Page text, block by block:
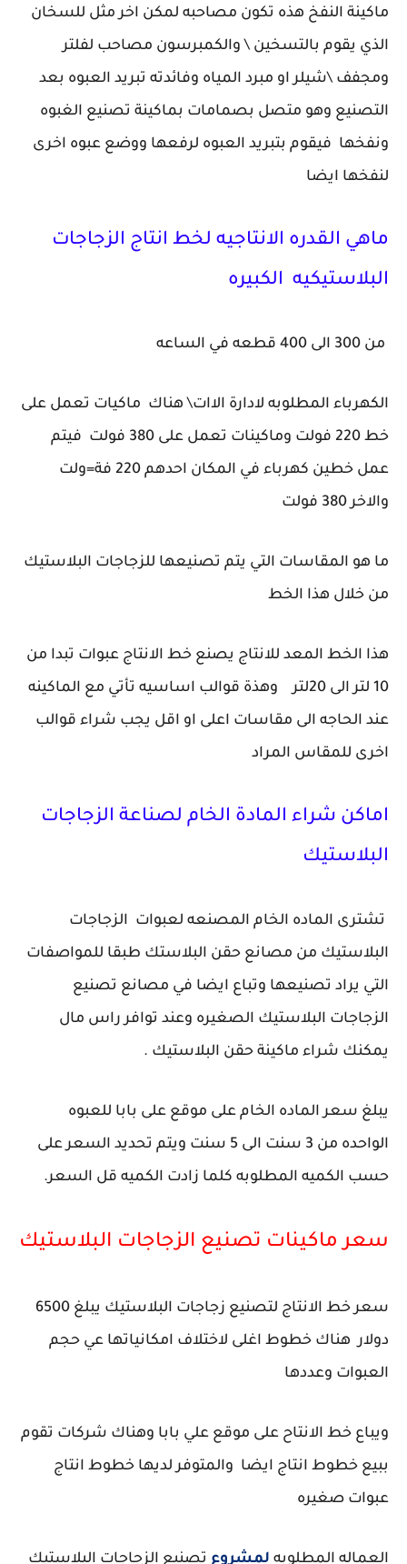
ماكينة النفخ هذه تكون مصاحبه لمكن اخر مثل للسخان
الذي يقوم بالتسخين \ والكمبرسون مصاحب لفلتر
ومجفف \شيلر او مبرد المياه وفائدته تبريد العبوه بعد
التصنيع وهو متصل بصمامات بماكينة تصنيع الغبوه
ونفخها فيقوم بتبريد العبوه لرفعها ووضع عبوه اخرى
لنفخها ايضا
ماهي القدره الانتاجيه لخط انتاج الزجاجات
البلاستيكيه الكبيره
من 300 الى 400 قطعه في الساعه
الكهرباء المطلوبه لادارة الاات\ هناك ماكيات تعمل على
خط 220 فولت وماكينات تعمل على 380 فولت فيتم
عمل خطين كهرباء في المكان احدهم 220 فة=ولت
والاخر 380 فولت
ما هو المقاسات التي يتم تصنيعها للزجاجات البلاستيك
من خلال هذا الخط
هذا الخط المعد للانتاج يصنع خط الانتاج عبوات تبدا من
10 لتر الى 20لتر وهذة قوالب اساسيه تأتي مع الماكينه
عند الحاجه الى مقاسات اعلى او اقل يجب شراء قوالب
اخرى للمقاس المراد
اماكن شراء المادة الخام لصناعة الزجاجات
البلاستيك
تشترى الماده الخام المصنعه لعبوات الزجاجات
البلاستيك من مصانع حقن البلاستك طبقا للمواصفات
التي يراد تصنيعها وتباع ايضا في مصانع تصنيع
الزجاجات البلاستيك الصغيره وعند توافر راس مال
يمكنك شراء ماكينة حقن البلاستيك .
يبلغ سعر الماده الخام على موقع على بابا للعبوه
الواحده من 3 سنت الى 5 سنت ويتم تحديد السعر على
حسب الكميه المطلوبه كلما زادت الكميه قل السعر.
سعر ماكينات تصنيع الزجاجات البلاستيك
سعر خط الانتاج لتصنيع زجاجات البلاستيك يبلغ 6500
دولار هناك خطوط اغلى لاختلاف امكانياتها عي حجم
العبوات وعددها
ويباع خط الانتاح على موقع علي بابا وهناك شركات تقوم
ببيع خطوط انتاج ايضا والمتوفر لديها خطوط انتاج
عبوات صغيره
العماله المطلوبه لمشروع تصنيع الزجاجات البلاستيك